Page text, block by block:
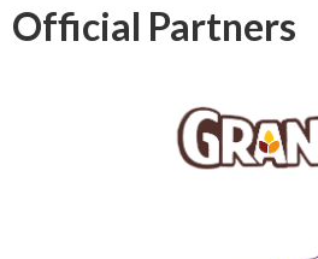
Official Partners